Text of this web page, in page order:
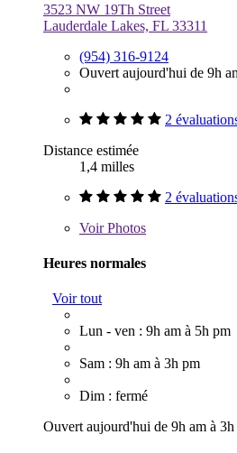
3523 NW 19Th Street
Lauderdale Lakes, FL 33311
(954) 316-9124
Ouvert aujourd'hui de 9h
2
Distance estimée
1,4 milles
2
VoirPhotos
Heures normales
Voir tout
Lun - ven : 9h am à 5h pm
Sam : 9h am à 3h pm
Dim : fermé
Ouvert aujourd'hui de 9h am à